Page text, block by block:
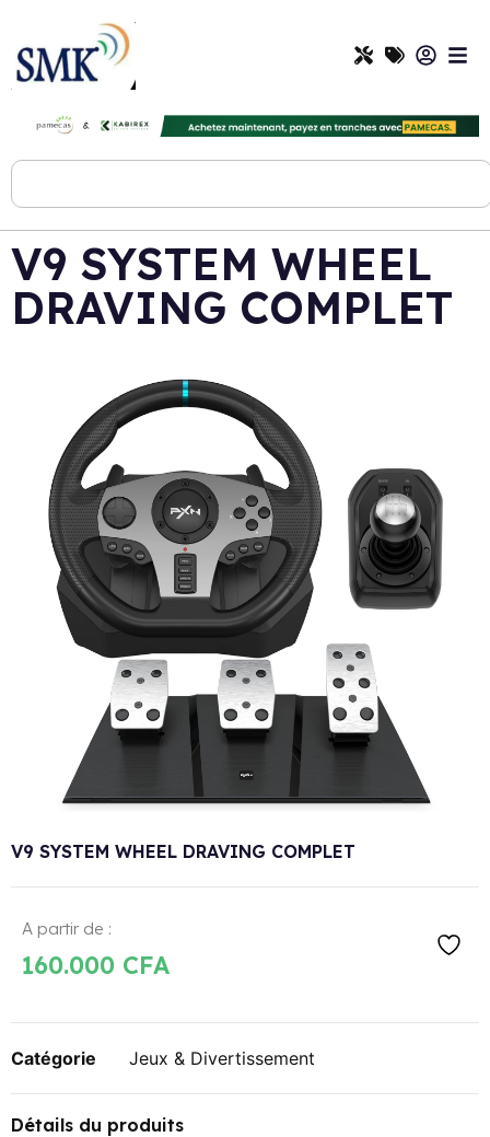
V9 SYSTEM WHEEL
DRAVING COMPLET
V9 SYSTEM WHEEL DRAVING COMPLET
A partir de :
160.000 CFA
Catégorie Jeux & Divertissement
Détails du produits